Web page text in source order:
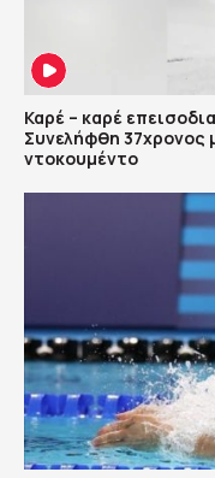
Καρέ – καρέ
Συνελήφθη 37χρονος
ντοκουμέντο